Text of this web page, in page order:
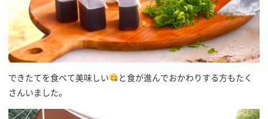
できたてを食べて美味しい
と食が進んでおかわりする方もたく
さんいました。